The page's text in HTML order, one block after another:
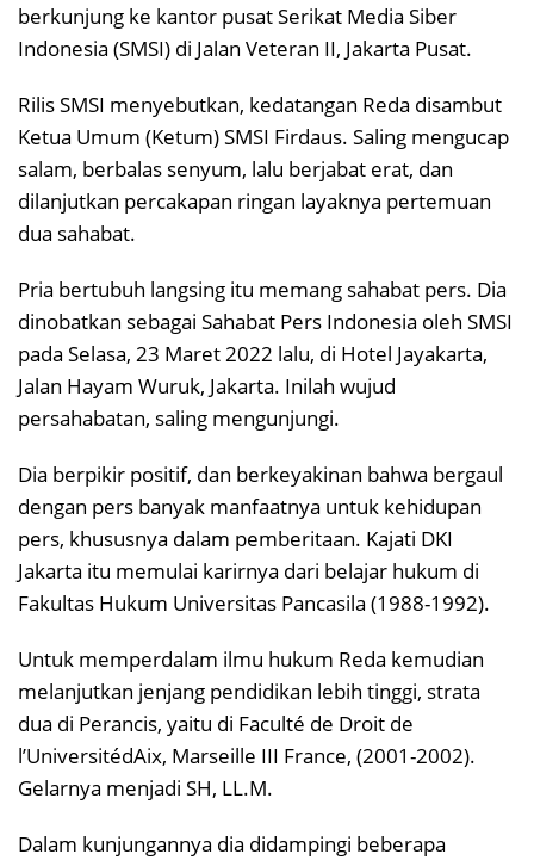
berkunjung ke kantor pusat Serikat Media Siber
Indonesia (SMSI) di Jalan Veteran II, Jakarta Pusat.
Rilis SMSI menyebutkan, kedatangan Reda disambut
Ketua Umum (Ketum) SMSI Firdaus. Saling mengucap
salam, berbalas senyum, lalu berjabat erat, dan
dilanjutkan percakapan ringan layaknya pertemuan
dua sahabat.
Pria bertubuh langsing itu memang sahabat pers. Dia
dinobatkan sebagai Sahabat Pers Indonesia oleh SMSI
pada Selasa, 23 Maret 2022 lalu, di Hotel Jayakarta,
Jalan Hayam Wuruk, Jakarta. Inilah wujud
persahabatan, saling mengunjungi.
Dia berpikir positif, dan berkeyakinan bahwa bergaul
dengan pers banyak manfaatnya untuk kehidupan
pers, khususnya dalam pemberitaan. Kajati DKI
Jakarta itu memulai karirnya dari belajar hukum di
Fakultas Hukum Universitas Pancasila (1988-1992).
Untuk memperdalam ilmu hukum Reda kemudian
melanjutkan jenjang pendidikan lebih tinggi, strata
dua di Perancis, yaitu di Faculté de Droit de
l’UniversitédAix, Marseille III France, (2001-2002).
Gelarnya menjadi SH, LL.M.
Dalam kunjungannya dia didampingi beberapa